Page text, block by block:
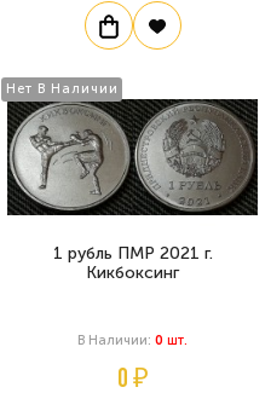
Нет В Наличии
1 рубль ПМР 2021 г.
Кикбоксинг
В Наличии: 0 Шт.
0 ₽